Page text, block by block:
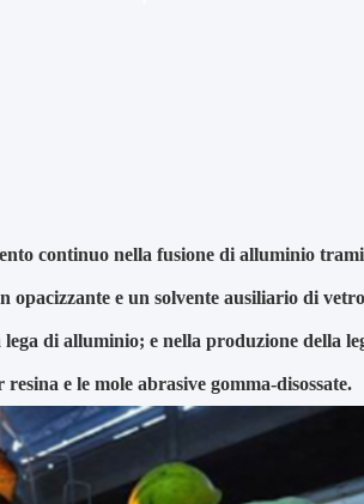
continuo nella fusione di alluminio
opacizzante e un solvente ausiliario di
di alluminio; e nella produzione della
e le mole abrasive gomma-disossate.